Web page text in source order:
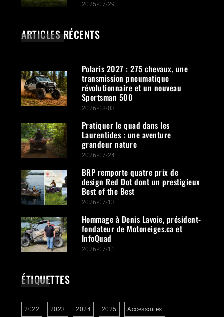
2025-07-29
ARTICLES RÉCENTS
Polaris 2027 : 275 chevaux, une
transmission pneumatique
révolutionnaire et un nouveau
Sportsman 500
2026-08-03
Pratiquer le quad dans les
Laurentides : une aventure
grandeur nature
2026-07-24
BRP remporte quatre prix de
design Red Dot dont un prestigieux
Best of the Best
2026-07-13
Hommage à Denis Lavoie, président-
fondateur de Motoneiges.ca et
InfoQuad
2026-07-11
ÉTIQUETTES
2022 2023 2024 2025 Accessoires